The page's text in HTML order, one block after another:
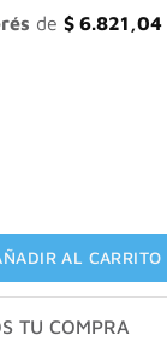
$ 20.463,13.
de $6.821,04
AL CARRITO
TU COMPRA